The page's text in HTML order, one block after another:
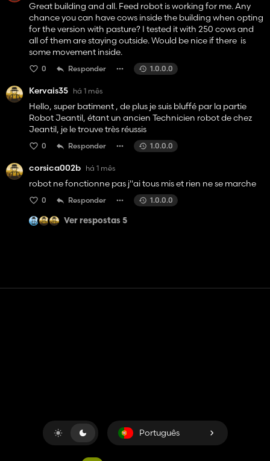
Great building and all. Feed robot is working for me. Any
chance you can have cows inside the building when opting
for the version with pasture? I tested it with 250 cows and
all of them are staying outside. Would be nice if there is
some movement inside.
0 Responder 1.0.0.0
Kervais35 há 1 mês
Hello, super batiment , de plus je suis bluffé par la partie
Robot Jeantil, étant un ancien Technicien robot de chez
Jeantil, je le trouve très réussis
0 Responder 1.0.0.0
corsica002b há 1 mês
robot ne fonctionne pas j"ai tous mis et rien ne se marche
0 Responder 1.0.0.0
Ver respostas 5
Português